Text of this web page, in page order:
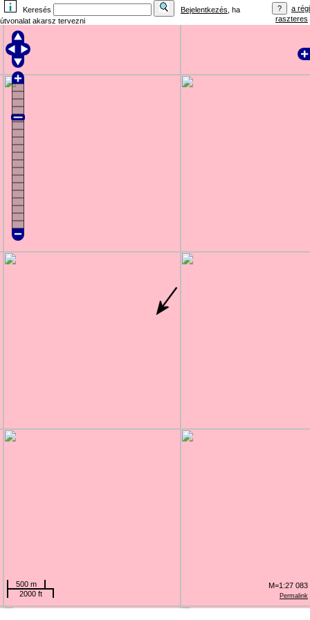
Keresés Bejelentkezés , ha
útvonalat akarsz tervezni
a régi
raszteres
Permalink
500 m
2000 ft
M=1:27 083